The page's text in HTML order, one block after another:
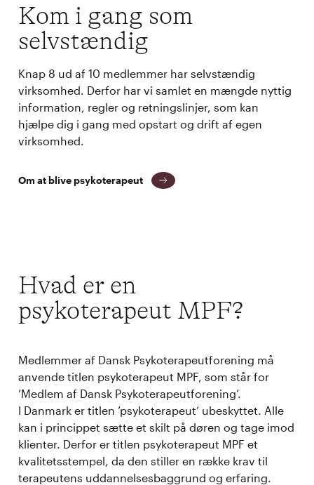
Kom i gang som
selvstændig
Knap 8 ud af 10 medlemmer har selvstændig
virksomhed. Derfor har vi samlet en mængde nyttig
information, regler og retningslinjer, som kan
hjælpe dig i gang med opstart og drift af egen
virksomhed.
Om at blive psykoterapeut
Hvad er en
psykoterapeut MPF?
Medlemmer af Dansk Psykoterapeutforening må
anvende titlen psykoterapeut MPF, som står for
’Medlem af Dansk Psykoterapeutforening’.
I Danmark er titlen ’psykoterapeut’ ubeskyttet. Alle
kan i princippet sætte et skilt på døren og tage imod
klienter. Derfor er titlen psykoterapeut MPF et
kvalitetsstempel, da den stiller en række krav til
terapeutens uddannelsesbaggrund og erfaring.